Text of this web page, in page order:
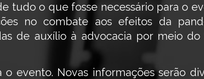
tudo o que fosse necessário para o
no combate aos efeitos da
de auxílio à advocacia por meio do
evento. Novas informações serão